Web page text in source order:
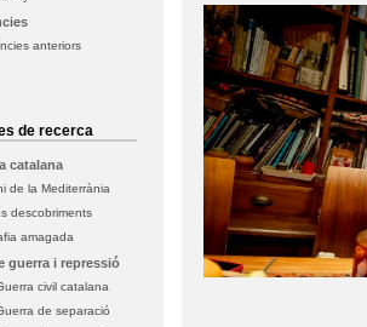
anteriors
de recerca
catalana
de la Mediterrània
descobriments
amagada
guerra i repressió
civil catalana
de separació